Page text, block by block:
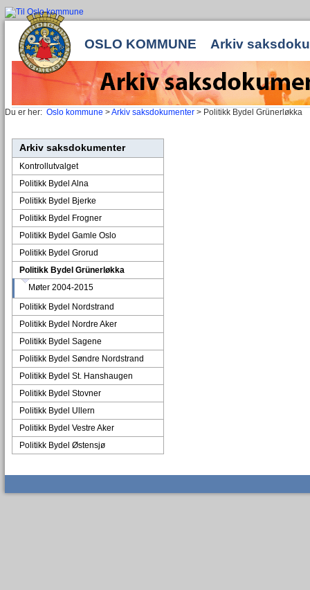
OSLO KOMMUNE Arkiv
Du er her: Oslo kommune >Arkiv saksdokumenter > Politikk Bydel Grünerløkka
Arkiv saksdokumenter
Kontrollutvalget
Politikk Bydel Alna
Politikk Bydel Bjerke
Politikk Bydel Frogner
Politikk Bydel Gamle Oslo
Politikk Bydel Grorud
Politikk Bydel Grünerløkka
Møter 2004-2015
Politikk Bydel Nordstrand
Politikk Bydel Nordre Aker
Politikk Bydel Sagene
Politikk Bydel Søndre Nordstrand
Politikk Bydel St. Hanshaugen
Politikk Bydel Stovner
Politikk Bydel Ullern
Politikk Bydel Vestre Aker
Politikk Bydel Østensjø